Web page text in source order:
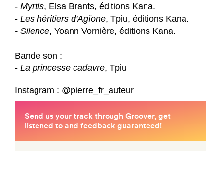
- Myrtis, Elsa Brants, éditions Kana.
- Les héritiers d'Agïone, Tpiu, éditions Kana.
- Silence, Yoann Vornière, éditions Kana.
Bande son :
- La princesse cadavre, Tpiu
Instagram : @pierre_fr_auteur